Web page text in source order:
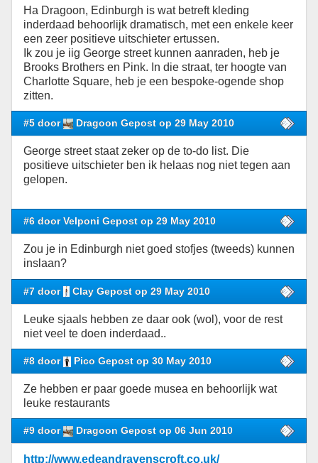
Ha Dragoon, Edinburgh is wat betreft kleding
inderdaad behoorlijk dramatisch, met een enkele keer
een zeer positieve uitschieter ertussen.
Ik zou je iig George street kunnen aanraden, heb je
Brooks Brothers en Pink. In die straat, ter hoogte van
Charlotte Square, heb je een bespoke-ogende shop
zitten.
#5 door Dragoon Gepost op 29 May 2010
George street staat zeker op de to-do list. Die
positieve uitschieter ben ik helaas nog niet tegen aan
gelopen.
#6 door Velponi Gepost op 29 May 2010
Zou je in Edinburgh niet goed stofjes (tweeds) kunnen
inslaan?
#7 door Clay Gepost op 29 May 2010
Leuke sjaals hebben ze daar ook (wol), voor de rest
niet veel te doen inderdaad..
#8 door Pico Gepost op 30 May 2010
Ze hebben er paar goede musea en behoorlijk wat
leuke restaurants
#9 door Dragoon Gepost op 06 Jun 2010
http://www.edeandravenscroft.co.uk/